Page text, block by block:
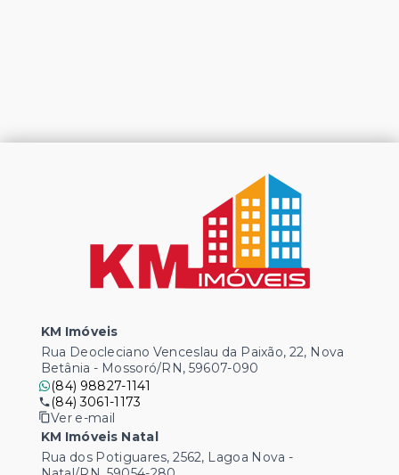
KM Imóveis
Rua Deocleciano Venceslau da Paixão, 22, Nova
Betânia - Mossoró/RN, 59607-090
(84) 98827-1141
(84) 3061-1173
Ver e-mail
KM Imóveis Natal
Rua dos Potiguares, 2562, Lagoa Nova -